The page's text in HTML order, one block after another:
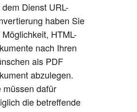
8.0.0.2376
8.0.0.2374
8.0.0.2372
Entwicklungen
einfügen
Dokumente (3/3)
8.0.0.2338
Workflow
dem Dienst URL-
haben Sie
HTML-
nach Ihren
als PDF
abzulegen.
müssen dafür
die betreffende